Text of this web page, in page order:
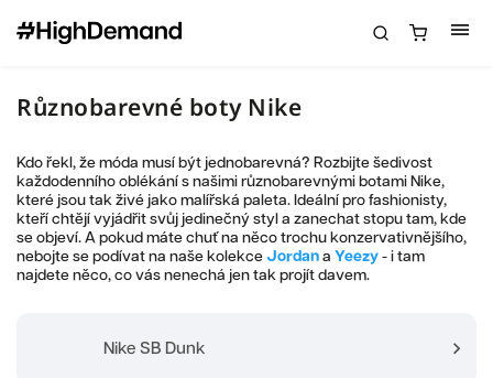
Různobarevné boty Nike
Kdo řekl, že móda musí být jednobarevná? Rozbijte šedivost
každodenního oblékání s našimi různobarevnými botami Nike,
které jsou tak živé jako malířská paleta. Ideální pro fashionisty,
kteří chtějí vyjádřit svůj jedinečný styl a zanechat stopu tam, kde
se objeví. A pokud máte chuť na něco trochu konzervativnějšího,
nebojte se podívat na naše kolekce Jordan a Yeezy - i tam
najdete něco, co vás nenechá jen tak projít davem.
Nike SB Dunk